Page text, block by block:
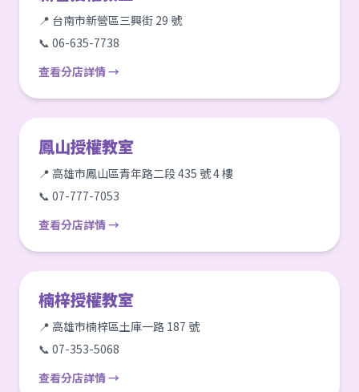
📍 台南市新營區三興街 29 號
📞 06-635-7738
查看分店詳情 →
鳳山授權教室
📍 高雄市鳳山區青年路二段 435 號 4 樓
📞 07-777-7053
查看分店詳情 →
楠梓授權教室
📍 高雄市楠梓區土庫一路 187 號
📞 07-353-5068
查看分店詳情 →